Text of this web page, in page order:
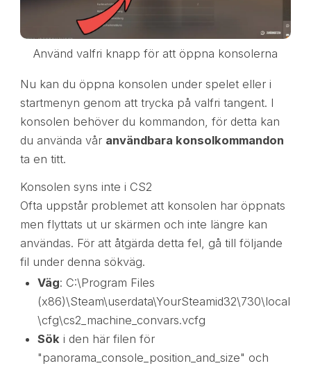
Använd valfri knapp för att öppna konsolerna
Nu kan du öppna konsolen under spelet eller i
startmenyn genom att trycka på valfri tangent. I
konsolen behöver du kommandon, för detta kan
du använda vår användbara konsolkommandon
ta en titt.
Konsolen syns inte i CS2
Ofta uppstår problemet att konsolen har öppnats
men flyttats ut ur skärmen och inte längre kan
användas. För att åtgärda detta fel, gå till följande
fil under denna sökväg.
Väg: C:\Program Files
(x86)\Steam\userdata\YourSteamid32\730\local
\cfg\cs2_machine_convars.vcfg
Sök i den här filen för
"panorama_console_position_and_size" och